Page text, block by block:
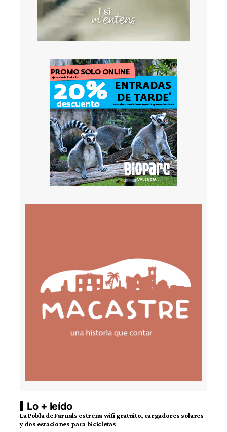
Lo + leído
La Pobla de Farnals estrena wifi gratuito, cargadores solares
y dos estaciones para bicicletas